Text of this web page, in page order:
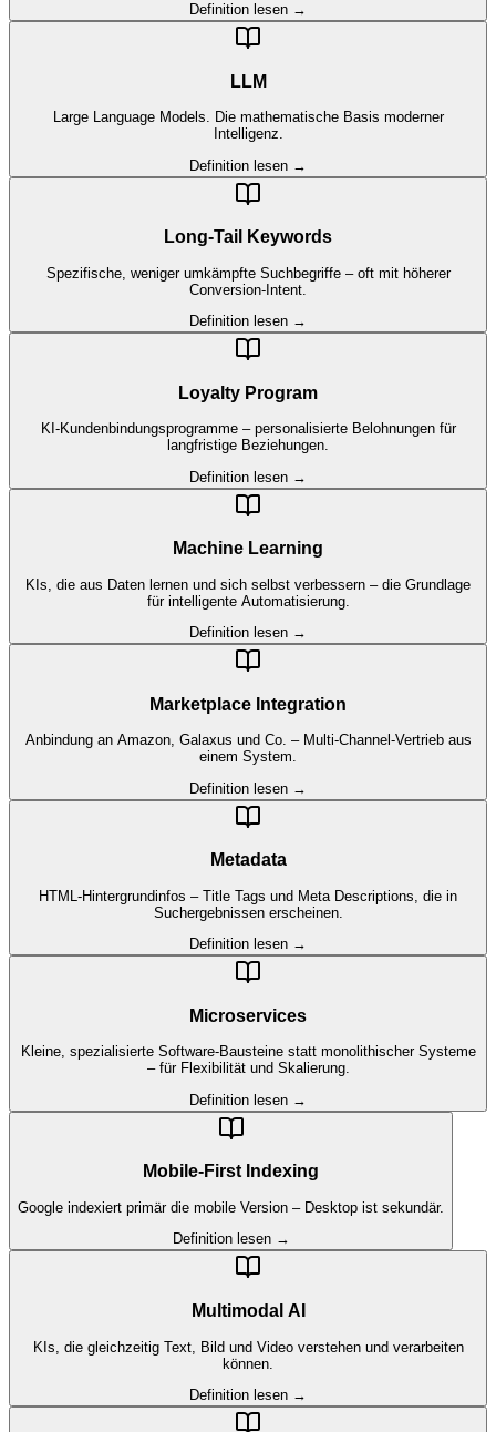
Definition lesen →
LLM
Large Language Models. Die mathematische Basis moderner
Intelligenz.
Definition lesen →
Long-Tail Keywords
Spezifische, weniger umkämpfte Suchbegriffe – oft mit höherer
Conversion-Intent.
Definition lesen →
Loyalty Program
KI-Kundenbindungsprogramme – personalisierte Belohnungen für
langfristige Beziehungen.
Definition lesen →
Machine Learning
KIs, die aus Daten lernen und sich selbst verbessern – die Grundlage
für intelligente Automatisierung.
Definition lesen →
Marketplace Integration
Anbindung an Amazon, Galaxus und Co. – Multi-Channel-Vertrieb aus
einem System.
Definition lesen →
Metadata
HTML-Hintergrundinfos – Title Tags und Meta Descriptions, die in
Suchergebnissen erscheinen.
Definition lesen →
Microservices
Kleine, spezialisierte Software-Bausteine statt monolithischer Systeme
– für Flexibilität und Skalierung.
Definition lesen →
Mobile-First Indexing
Google indexiert primär die mobile Version – Desktop ist sekundär.
Definition lesen →
Multimodal AI
KIs, die gleichzeitig Text, Bild und Video verstehen und verarbeiten
können.
Definition lesen →